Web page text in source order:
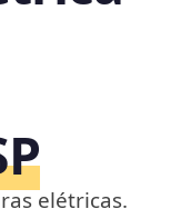
elétricas.